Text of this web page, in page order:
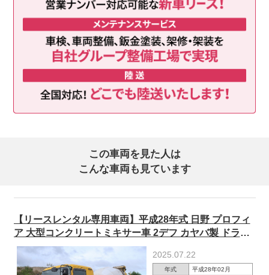
この車両を見た人は
こんな車両も見ています
【リースレンタル専用車両】平成28年式 日野 プロフィ
ア 大型コンクリートミキサー車 2デフ カヤバ製 ドラム
容量8.7ｍ3 電動ホッパーカバー アルミホイール
2025.07.22
年式
平成28年02月